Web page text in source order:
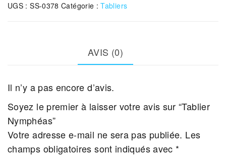
Nymphéas
UGS :SS-0378 Catégorie :Tabliers
AVIS (0)
Il n’y a pas encore d’avis.
Soyez le premier à laisser votre avis sur “Tablier
Nymphéas”
Votre adresse e-mail ne sera pas publiée. Les
champs obligatoires sont indiqués avec *